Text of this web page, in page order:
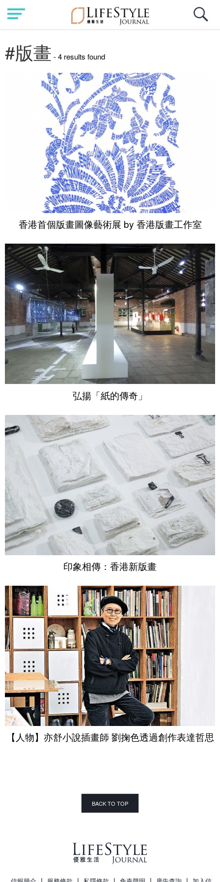
#版畫 - 4 results found
香港首個版畫圖像藝術展 by 香港版畫工作室
弘揚「紙的傳奇」
印象相傳：香港新版畫
【人物】亦舒小說插畫師 劉掬色透過創作表達哲思
BACK TO TOP